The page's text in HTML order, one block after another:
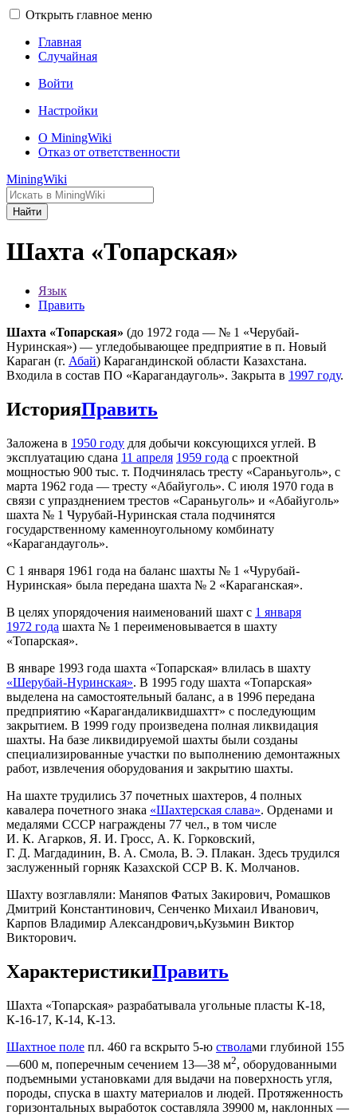
Открыть главное меню
Главная
Случайная
Войти
Настройки
О MiningWiki
Отказ от ответственности
MiningWiki
Найти
Шахта «Топарская»
Язык
Править
Шахта «Топарская» (до 1972 года — № 1 «Черубай-
Нуринская») — угледобывающее предприятие в п. Новый
Караган (г. Абай) Карагандинской области Казахстана.
Входила в состав ПО «Карагандауголь». Закрыта в 1997 году.
ИсторияПравить
Заложена в 1950 году для добычи коксующихся углей. В
эксплуатацию сдана 11 апреля 1959 года с проектной
мощностью 900 тыс. т. Подчинялась тресту «Сараньуголь», с
марта 1962 года — тресту «Абайуголь». С июля 1970 года в
связи с упразднением трестов «Сараньуголь» и «Абайуголь»
шахта № 1 Чурубай-Нуринская стала подчинятся
государственному каменноугольному комбинату
«Карагандауголь».
С 1 января 1961 года на баланс шахты № 1 «Чурубай-
Нуринская» была передана шахта № 2 «Караганская».
В целях упорядочения наименований шахт с 1 января
1972 года шахта № 1 переименовывается в шахту
«Топарская».
В январе 1993 года шахта «Топарская» влилась в шахту
«Шерубай-Нуринская». В 1995 году шахта «Топарская»
выделена на самостоятельный баланс, а в 1996 передана
предприятию «Карагандаликвидшахтт» с последующим
закрытием. В 1999 году произведена полная ликвидация
шахты. На базе ликвидируемой шахты были созданы
специализированные участки по выполнению демонтажных
работ, извлечения оборудования и закрытию шахты.
На шахте трудились 37 почетных шахтеров, 4 полных
кавалера почетного знака «Шахтерская слава». Орденами и
медалями СССР награждены 77 чел., в том числе
И. К. Агарков, Я. И. Гросс, А. К. Горковский,
Г. Д. Магдадинин, В. А. Смола, В. Э. Плакан. Здесь трудился
заслуженный горняк Казахской ССР В. К. Молчанов.
Шахту возглавляли: Маняпов Фатых Закирович, Ромашков
Дмитрий Константинович, Сенченко Михаил Иванович,
Карпов Владимир Александрович,ьКузьмин Виктор
Викторович.
ХарактеристикиПравить
Шахта «Топарская» разрабатывала угольные пласты К-18,
К-16-17, К-14, К-13.
Шахтное поле пл. 460 га вскрыто 5-ю ствола­ми глубиной 155
—600 м, поперечным сечением 13—38 м2, оборудованными
подъемными установками для выдачи на поверхность угля,
породы, спуска в шахту материалов и людей. Протяженность
горизонтальных выработок составляла 39900 м, наклонных —